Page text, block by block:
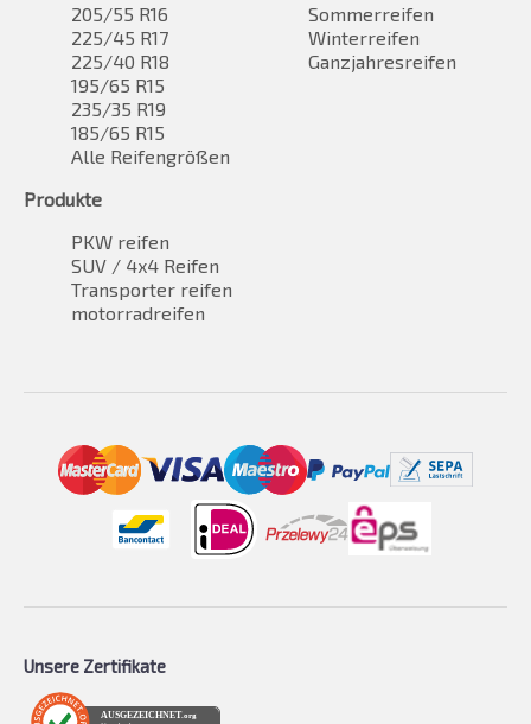
205/55 R16
225/45 R17
225/40 R18
195/65 R15
235/35 R19
185/65 R15
Alle Reifengrößen
Sommerreifen
Winterreifen
Ganzjahresreifen
Produkte
PKW reifen
SUV / 4x4 Reifen
Transporter reifen
motorradreifen
Unsere Zertifikate
AUSGEZEICHNET.org